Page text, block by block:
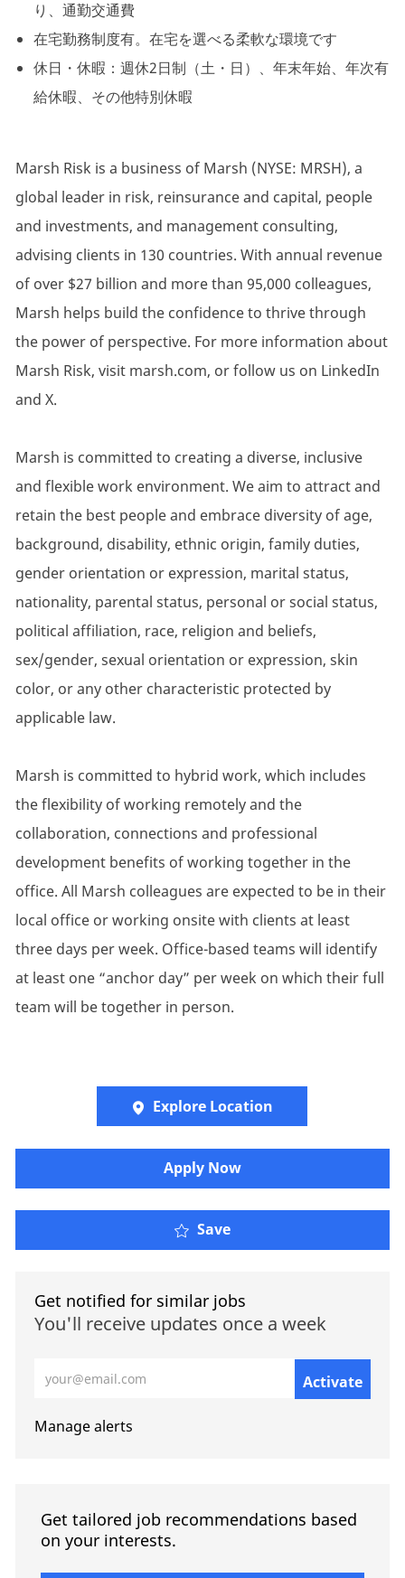
り、通勤交通費
在宅勤務制度有。在宅を選べる柔軟な環境です
休日・休暇： 週休2日制（土・日）、年末年始、年次有
給休暇、その他特別休暇
Marsh Risk is a business of Marsh (NYSE: MRSH), a
global leader in risk, reinsurance and capital, people
and investments, and management consulting,
advising clients in 130 countries. With annual revenue
of over $27 billion and more than 95,000 colleagues,
Marsh helps build the confidence to thrive through
the power of perspective. For more information about
Marsh Risk, visit marsh.com, or follow us on LinkedIn
and X.
Marsh is committed to creating a diverse, inclusive
and flexible work environment. We aim to attract and
retain the best people and embrace diversity of age,
background, disability, ethnic origin, family duties,
gender orientation or expression, marital status,
nationality, parental status, personal or social status,
political affiliation, race, religion and beliefs,
sex/gender, sexual orientation or expression, skin
color, or any other characteristic protected by
applicable law.
Marsh is committed to hybrid work, which includes
the flexibility of working remotely and the
collaboration, connections and professional
development benefits of working together in the
office. All Marsh colleagues are expected to be in their
local office or working onsite with clients at least
three days per week. Office-based teams will identify
at least one “anchor day” per week on which their full
team will be together in person.
Explore Location
​​​Apply Now
Save
Get notified for similar jobs
You'll receive updates once a week
Activate
Manage alerts
Get tailored job recommendations based
on your interests.